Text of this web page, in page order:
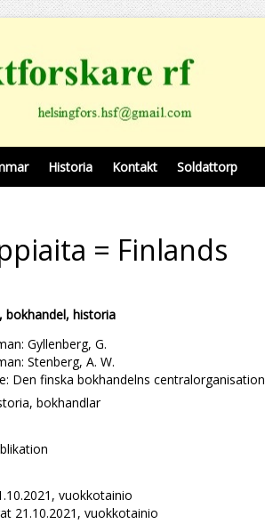
Historia Kontakt Soldattorp
= Finlands
bokhandel, historia
Gyllenberg, G.
Stenberg, A. W.
Den finska bokhandelns centralorganisation
bokhandlar
vuokkotainio
21.10.2021, vuokkotainio